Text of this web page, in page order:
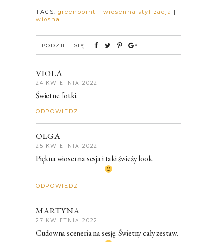
TAGS: greenpoint | wiosenna stylizacja
|
wiosna
PODZIEL SIĘ:
VIOLA
24 KWIETNIA 2022
Świetne fotki.
ODPOWIEDZ
OLGA
25 KWIETNIA 2022
Piękna wiosenna sesja i taki świeży look.
ODPOWIEDZ
MARTYNA
27 KWIETNIA 2022
Cudowna sceneria na sesję. Świetny cały zestaw.